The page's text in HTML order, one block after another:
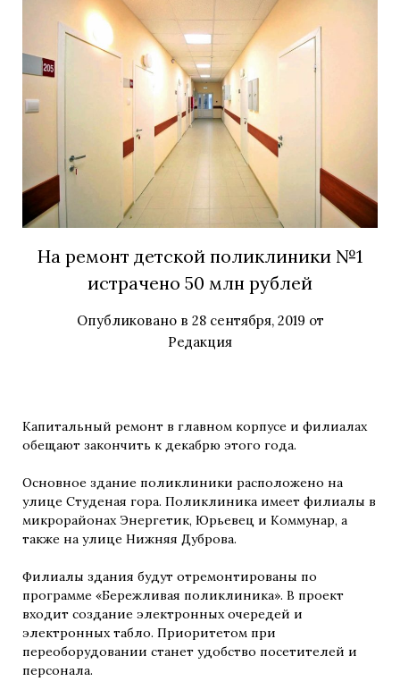
На ремонт детской поликлиники №1
истрачено 50 млн рублей
Опубликовано в 28 сентября, 2019 от
Редакция
Капитальный ремонт в главном корпусе и филиалах
обещают закончить к декабрю этого года.
Основное здание поликлиники расположено на
улице Студеная гора. Поликлиника имеет филиалы в
микрорайонах Энергетик, Юрьевец и Коммунар, а
также на улице Нижняя Дуброва.
Филиалы здания будут отремонтированы по
программе «Бережливая поликлиника». В проект
входит создание электронных очередей и
электронных табло. Приоритетом при
переоборудовании станет удобство посетителей и
персонала.